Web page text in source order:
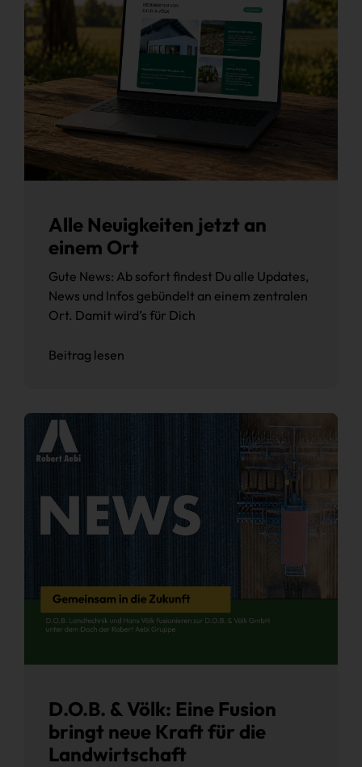
Alle Neuigkeiten jetzt an
einem Ort
Gute News: Ab sofort findest Du alle Updates,
News und Infos gebündelt an einem zentralen
Ort. Damit wird’s für Dich
Beitrag lesen
D.O.B. & Völk: Eine Fusion
bringt neue Kraft für die
Landwirtschaft